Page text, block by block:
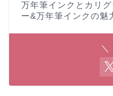
万年筆インクとカリ
ー&万年筆インクの魅